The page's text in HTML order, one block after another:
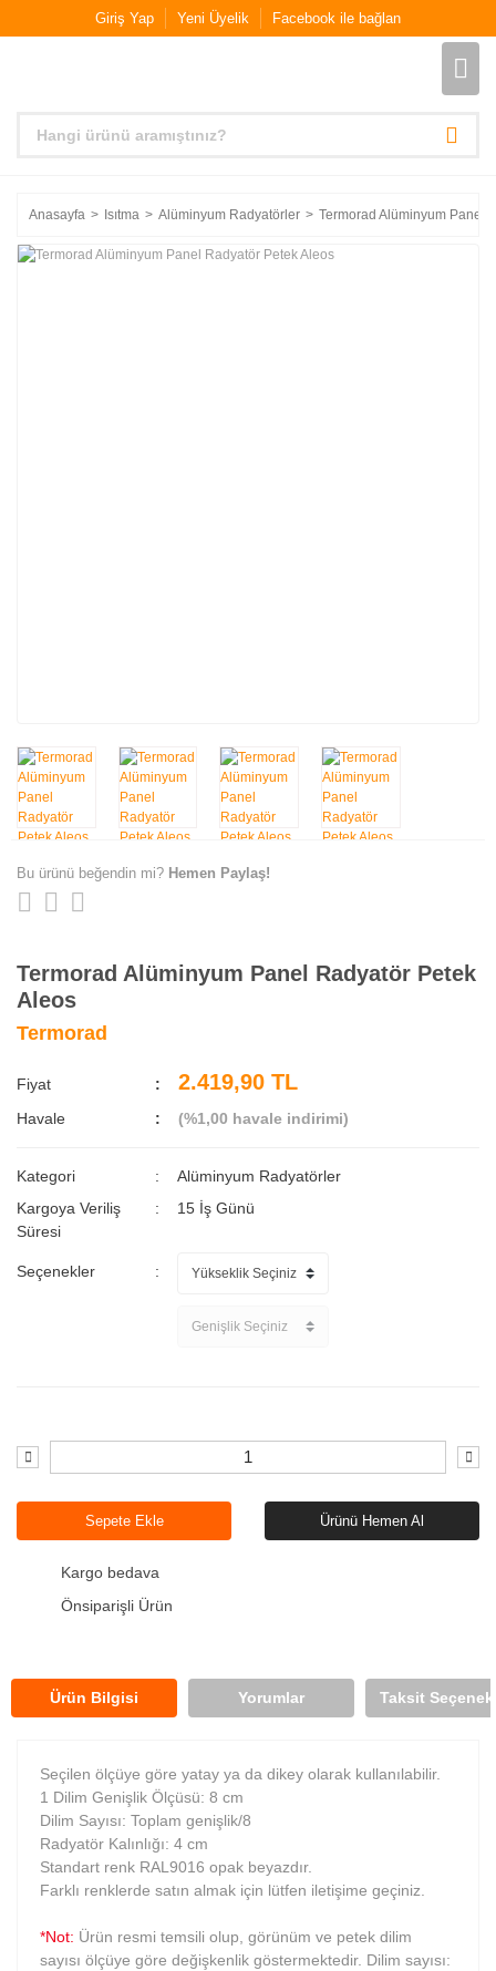
Giriş Yap Yeni Üyelik Facebook ile bağlan
Anasayfa Isıtma Alüminyum Radyatörler Termorad Alüminyum Panel
Bu ürünü beğendin mi? Hemen Paylaş!
Termorad Alüminyum Panel Radyatör Petek
Aleos
Termorad
Fiyat 2.419,90 TL
Havale (%1,00 havale indirimi)
Kategori
Alüminyum Radyatörler
Kargoya Veriliş
Süresi
15 İş Günü
Seçenekler
Sepete Ekle Ürünü Hemen Al
Kargo bedava
Önsiparişli Ürün
Ürün Bilgisi Yorumlar Taksit
Seçilen ölçüye göre yatay ya da dikey olarak kullanılabilir.
1 Dilim Genişlik Ölçüsü: 8 cm
Dilim Sayısı: Toplam genişlik/8
Radyatör Kalınlığı: 4 cm
Standart renk RAL9016 opak beyazdır.
Farklı renklerde satın almak için lütfen iletişime geçiniz.
*Not: Ürün resmi temsili olup, görünüm ve petek dilim
sayısı ölçüye göre değişkenlik göstermektedir. Dilim sayısı: